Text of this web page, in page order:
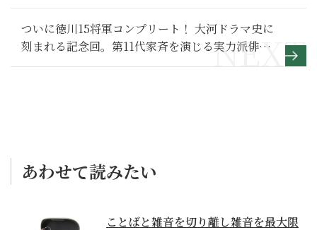
ついに徳川15将軍コンプリート！ 大河ドラマ史に
刻まれる記念回。第11代家斉を演じる実力派俳優
【べらぼう～蔦重栄華乃夢噺～ 満喫リポート】徳
あわせて読みたい
ことばと雑音を切り離し雑音を最大限